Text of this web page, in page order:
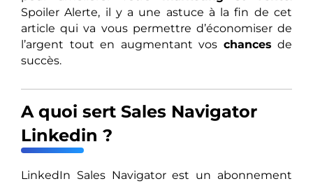
Spoiler Alerte, il y a une astuce à la fin de cet
article qui va vous permettre d’économiser de
l’argent tout en augmentant vos chances de
succès.
A quoi sert Sales Navigator
Linkedin ?
LinkedIn Sales Navigator est un abonnement